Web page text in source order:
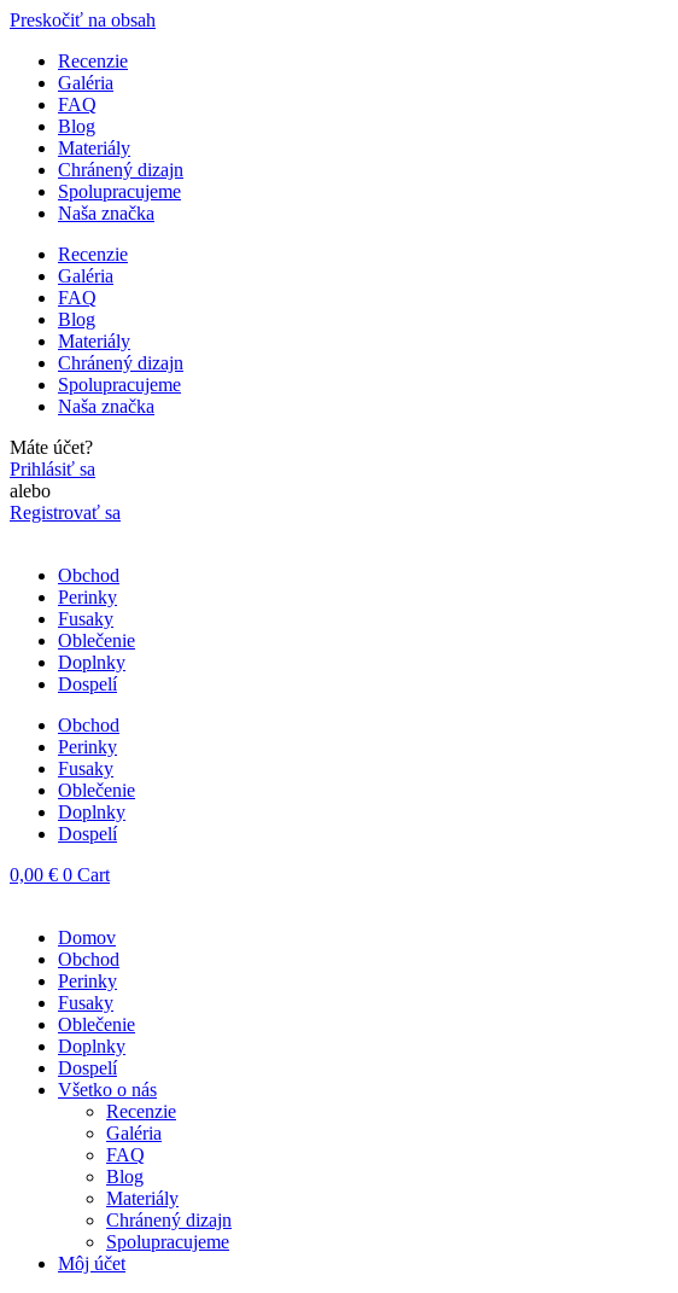
Preskočiť na obsah
Recenzie
Galéria
FAQ
Blog
Materiály
Chránený dizajn
Spolupracujeme
Naša značka
Recenzie
Galéria
FAQ
Blog
Materiály
Chránený dizajn
Spolupracujeme
Naša značka
Máte účet?
Prihlásiť sa
alebo
Registrovať sa
Obchod
Perinky
Fusaky
Oblečenie
Doplnky
Dospelí
Obchod
Perinky
Fusaky
Oblečenie
Doplnky
Dospelí
0,00 € 0 Cart
Domov
Obchod
Perinky
Fusaky
Oblečenie
Doplnky
Dospelí
Všetko o nás
Recenzie
Galéria
FAQ
Blog
Materiály
Chránený dizajn
Spolupracujeme
Môj účet